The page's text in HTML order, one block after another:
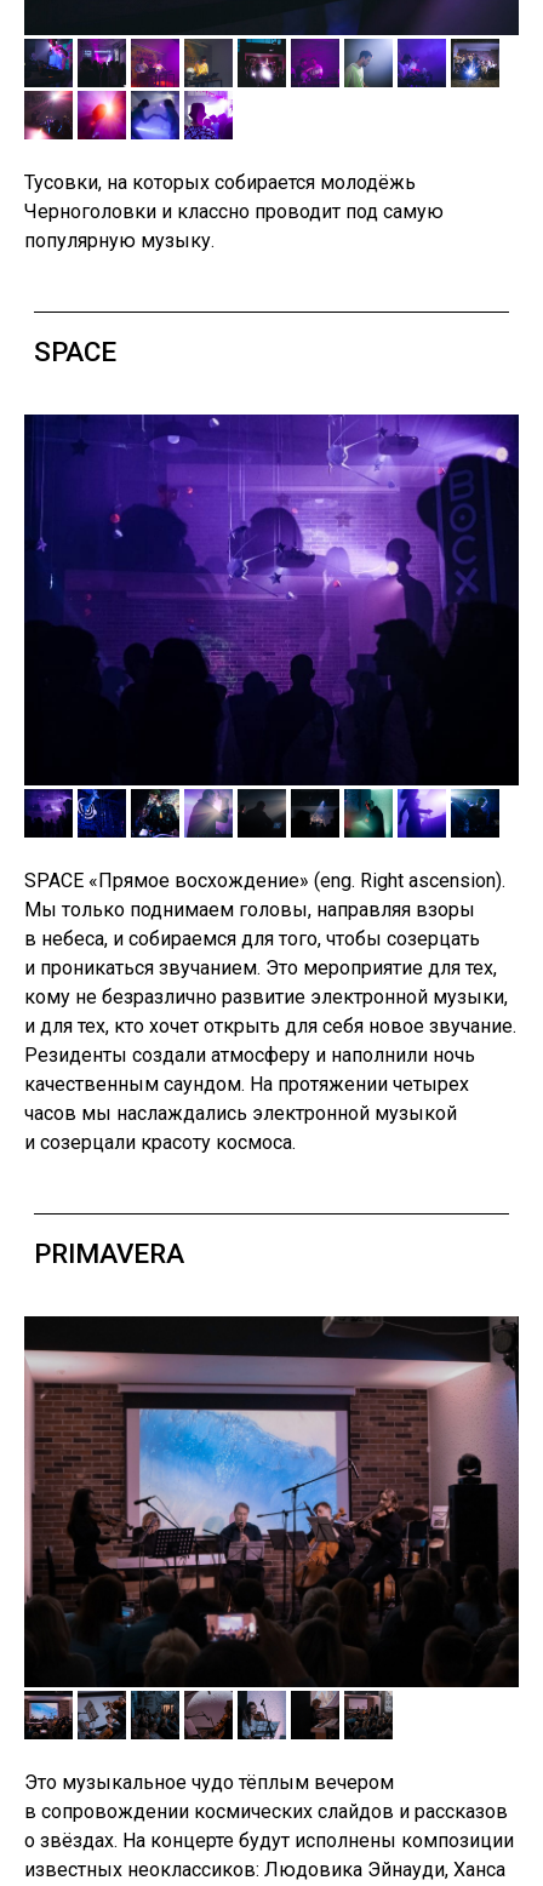
Тусовки, на которых собирается молодёжь
Черноголовки и классно проводит под самую
популярную музыку.
SPACE «Прямое восхождение» (eng. Right ascension).
Мы только поднимаем головы, направляя взоры
в небеса, и собираемся для того, чтобы созерцать
и проникаться звучанием. Это мероприятие для тех,
кому не безразлично развитие электронной музыки,
и для тех, кто хочет открыть для себя новое звучание.
Резиденты cоздали атмосферу и наполнили ночь
качественным саундом. На протяжении четырех
часов мы наслаждались электронной музыкой
и созерцали красоту космоса.
Это музыкальное чудо тёплым вечером
в сопровождении космических слайдов и рассказов
о звёздах. На концерте будут исполнены композиции
известных неоклассиков: Людовика Эйнауди, Ханса
ДЕНЬ УНИВЕРСИТЕТОВ
ФОТОВЫСТАВКА